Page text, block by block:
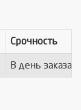
Срочность
В день заказа